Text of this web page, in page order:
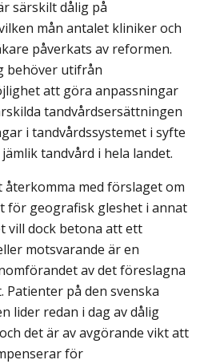
särskilt dålig på
mån antalet kliniker och
påverkats av reformen.
behöver utifrån
att göra anpassningar
tandvårdsersättningen
i tandvårdssystemet i syfte
tandvård i hela landet.
återkomma med förslaget om
för geografisk gleshet i annat
vill dock betona att ett
motsvarande är en
av det föreslagna
Patienter på den svenska
lider redan i dag av dålig
det är av avgörande vikt att
för